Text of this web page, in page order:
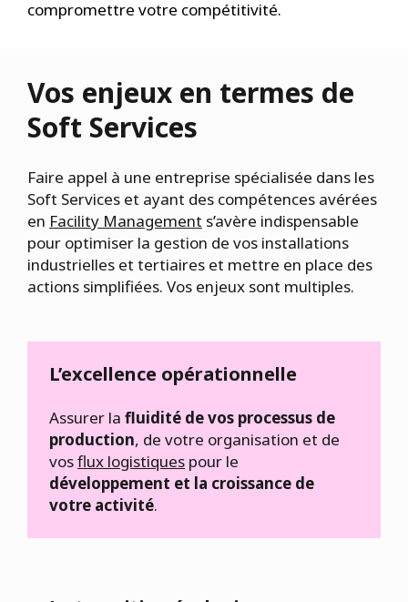
compromettre votre compétitivité.
Vos enjeux en termes de
Soft Services
Faire appel à une entreprise spécialisée dans les
Soft Services et ayant des compétences avérées
en Facility Management s’avère indispensable
pour optimiser la gestion de vos installations
industrielles et tertiaires et mettre en place des
actions simplifiées. Vos enjeux sont multiples.
L’excellence opérationnelle
Assurer la fluidité de vos processus de
production, de votre organisation et de
vosflux logistiques pour le
développement et la croissance de
votre activité.